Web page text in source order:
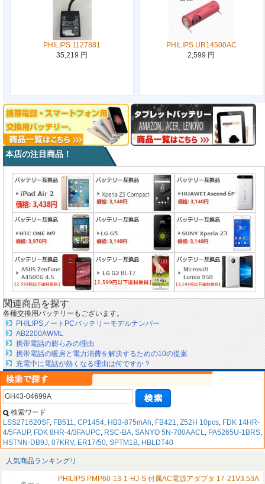
PHILIPS 1127881
35,219 円
PHILIPS UR14500AC
2,599 円
本店の注目商品！
関連商品を探す
各種交換用バッテリーもございます。
PHILIPSノートPCバッテリーモデルナンバー
AB2200AWML
携帯電話の膨らみの理由
携帯電話の暖房と電力消費を解決するための10の提案
充電中に電話が熱くなる理由は何ですか？
検索ワード
LSS271620SF, FB511, CP1454, HB3-875mAh, FB421, Z52H 10pcs, FDK 14HR-
4/5FAUP, FDK 8HR-4/3FAUPC, RSC-BA, SANYO 5N-700AACL, PA5265U-1BRS,
HSTNN-DB9J, 07KRV, ER17/50, SPTM1B, HBLDT40
人気商品ランキングリ
PHILIPS PMP60-13-1-HJ-S 付属AC電源アダプタ 17-21V3.53A